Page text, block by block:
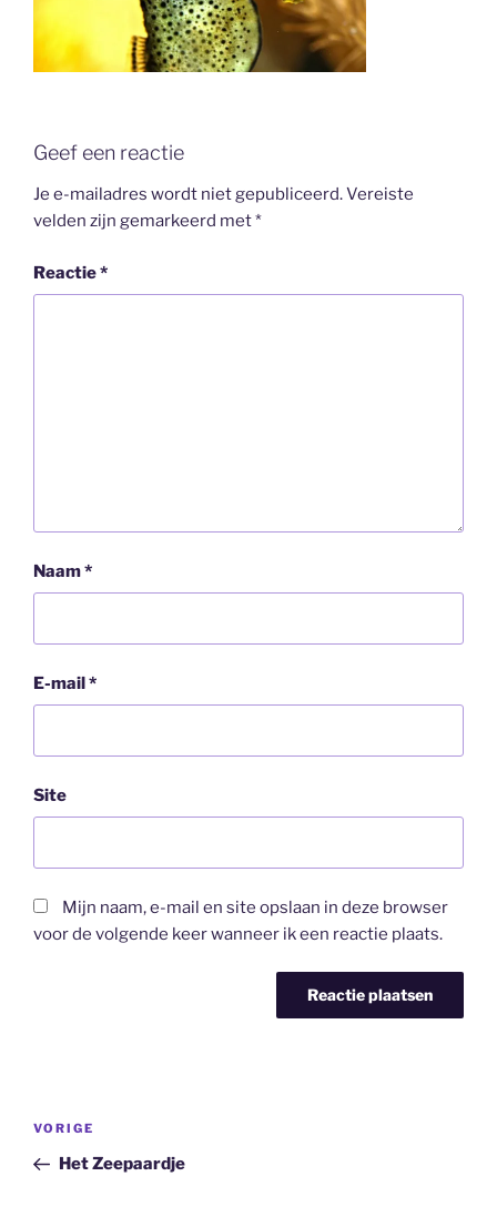
Geef een reactie
Je e-mailadres wordt niet gepubliceerd.Vereiste
velden zijn gemarkeerd met*
Reactie*
Naam*
E-mail*
Site
Mijn naam, e-mail en site opslaan in deze browser
voor de volgende keer wanneer ik een reactie plaats.
Bericht
Vorig
bericht
VORIGE
Het Zeepaardje